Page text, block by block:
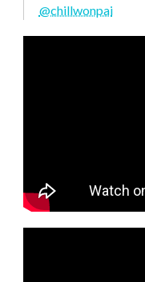
@chillwonpai